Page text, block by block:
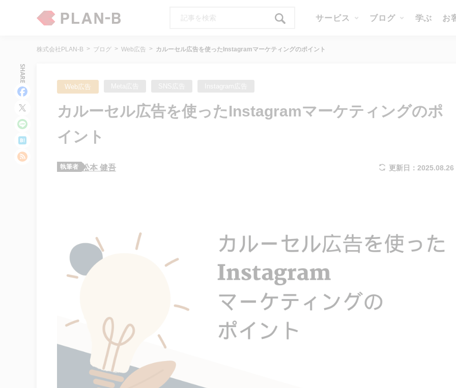
サービス ブログ 学ぶ お
株式会社PLAN-B ブログ Web広告 カルーセル広告を使ったInstagramマーケティングのポイント
Web広告
カルーセル広告を使ったInstagramマーケティングのポ
イント
執筆者 松本 健吾 更新日：2025.08.26
SHARE